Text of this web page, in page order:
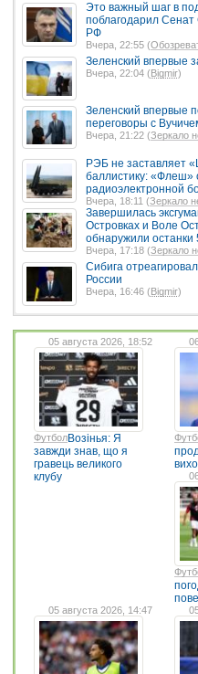
Это важный шаг в
поблагодарил
РФ
Вчера, 22:55 (
Зеленский впервые
Вчера, 22:04 (Bigmir)
Зеленский впервые
переговоры с
Вчера, 21:22 (Зеркало
РЭБ не заставляет
баллистику: «Флеш»
радиоэлектронной
Вчера, 18:11 (Зеркало
Завершилась
Островках и Воле
обнаружили останки
Вчера, 17:18 (Зеркало
Сибига
России
Вчера, 16:46 (Bigmir)
05 августа 2026, 18:52
ФутболВозінья: Я
завжди знав, що я
гравець великого
клубу
05 августа 2026, 14:47